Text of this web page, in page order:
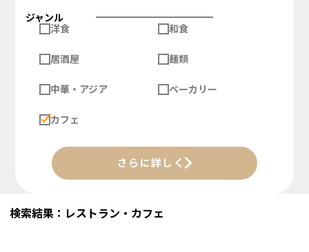
ジャンル
洋食
和食
居酒屋 麺類
中華・アジア ベーカリー
カフェ
さらに詳しく
検索結果：レストラン・カフェ